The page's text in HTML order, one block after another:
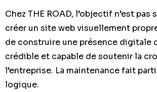
Chez THE ROAD, l’objectif n’est pas
créer un site web visuellement
de construire une présence digitale
crédible et capable de soutenir la
l’entreprise. La maintenance fait
logique.